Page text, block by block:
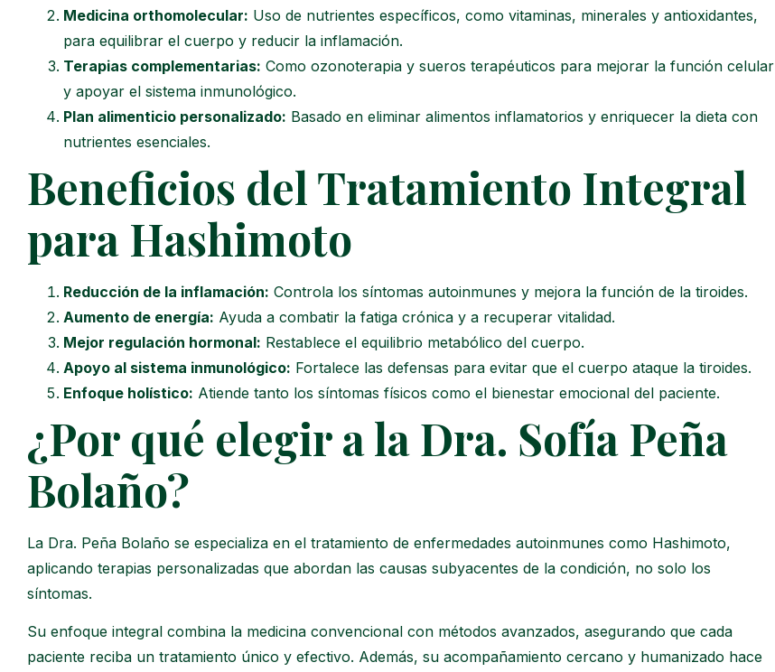
Medicina orthomolecular: Uso de nutrientes específicos, como vitaminas, minerales y antioxidantes,
para equilibrar el cuerpo y reducir la inflamación.
Terapias complementarias: Como ozonoterapia y sueros terapéuticos para mejorar la función celular
y apoyar el sistema inmunológico.
Plan alimenticio personalizado: Basado en eliminar alimentos inflamatorios y enriquecer la dieta con
nutrientes esenciales.
Beneficios del Tratamiento Integral
para Hashimoto
Reducción de la inflamación: Controla los síntomas autoinmunes y mejora la función de la tiroides.
Aumento de energía: Ayuda a combatir la fatiga crónica y a recuperar vitalidad.
Mejor regulación hormonal: Restablece el equilibrio metabólico del cuerpo.
Apoyo al sistema inmunológico: Fortalece las defensas para evitar que el cuerpo ataque la tiroides.
Enfoque holístico: Atiende tanto los síntomas físicos como el bienestar emocional del paciente.
¿Por qué elegir a la Dra. Sofía Peña
Bolaño?
La Dra. Peña Bolaño se especializa en el tratamiento de enfermedades autoinmunes como Hashimoto,
aplicando terapias personalizadas que abordan las causas subyacentes de la condición, no solo los
síntomas.
Su enfoque integral combina la medicina convencional con métodos avanzados, asegurando que cada
paciente reciba un tratamiento único y efectivo. Además, su acompañamiento cercano y humanizado hace